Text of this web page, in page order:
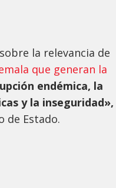
sobre la relevancia de
que generan la
endémica, la
y la inseguridad»,
de Estado.